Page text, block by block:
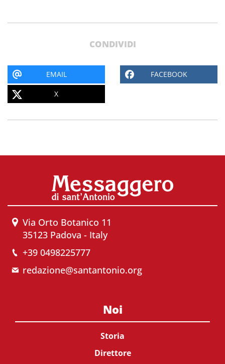
CONDIVIDI
EMAIL FACEBOOK
X
Via Orto Botanico 11
35123 Padova - Italy
+39 0498225777
redazione@santantonio.org
Noi
Storia
Direttore